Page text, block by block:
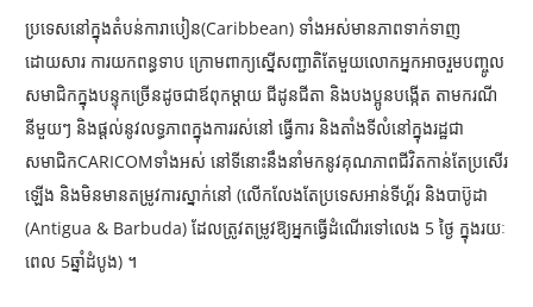
ប្រទេសនៅក្នុងតំបន់ការាបៀន(Caribbean) ទាំងអស់មានភាពទាក់ទាញ
ដោយសារ ការយកពន្ធទាប ក្រោមពាក្យស្នើសញ្ជាតិតែមួយលោកអ្នកអាចរួមបញ្ចូល
សមាជិកក្នុងបន្ទុកច្រើនដូចជាឪពុកម្តាយ ជីដូនជីតា និងបងប្អូនបង្កើត តាមករណី
នីមួយៗ និងផ្តល់នូវលទ្ធភាពក្នុងការរស់នៅ ធ្វើការ និងតាំងទីលំនៅក្នុងរដ្ឋជា
សមាជិកCARICOMទាំងអស់ នៅទីនោះនឹងនាំមកនូវគុណភាពជីវិតកាន់តែប្រសើរ
ឡើង និងមិនមានតម្រូវការស្នាក់នៅ (លើកលែងតែប្រទេសអាន់ទីហ្គ័រ និងបាប៊ូដា
(Antigua & Barbuda) ដែលត្រូវតម្រូវឱ្យអ្នកធ្វើដំណើរទៅលេង 5 ថ្ងៃ ក្នុងរយៈ
ពេល 5ឆ្នាំដំបូង) ។